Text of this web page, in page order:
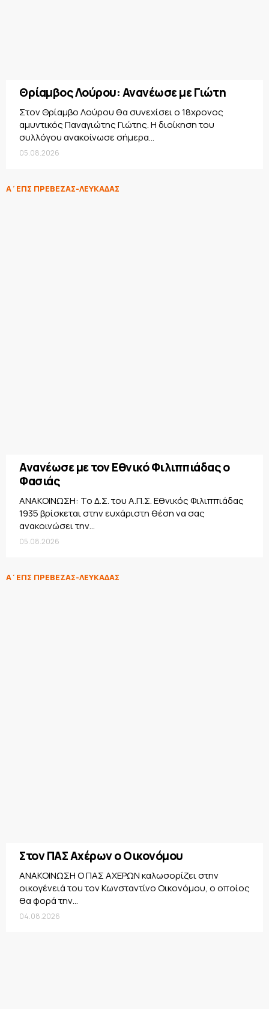
Θρίαμβος Λούρου: Ανανέωσε με Γιώτη
Στον Θρίαμβο Λούρου θα συνεχίσει ο 18χρονος
αμυντικός Παναγιώτης Γιώτης. Η διοίκηση του
συλλόγου ανακοίνωσε σήμερα...
05.08.2026
Α΄ΕΠΣ ΠΡΕΒΕΖΑΣ-ΛΕΥΚΑΔΑΣ
Ανανέωσε με τον Εθνικό Φιλιππιάδας ο
Φασιάς
ΑΝΑΚΟΙΝΩΣΗ: Το Δ.Σ. του Α.Π.Σ. Εθνικός Φιλιππιάδας
1935 βρίσκεται στην ευχάριστη θέση να σας
ανακοινώσει την...
05.08.2026
Α΄ΕΠΣ ΠΡΕΒΕΖΑΣ-ΛΕΥΚΑΔΑΣ
Στον ΠΑΣ Αχέρων ο Οικονόμου
ΑΝΑΚΟΙΝΩΣΗ Ο ΠΑΣ ΑΧΕΡΩΝ καλωσορίζει στην
οικογένειά του τον Κωνσταντίνο Οικονόμου, ο οποίος
θα φορά την...
04.08.2026